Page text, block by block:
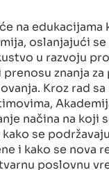
na
oslanjajući se
u razvoju
znanja
Kroz rad
načina na koji
se
i kako se nova
poslovnu